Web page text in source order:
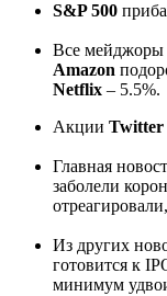
S&P 500
Все мейджоры
Amazon
Netflix – 5.5%.
Акции Twitter
Главная
заболели
Из других
готовится к
минимум